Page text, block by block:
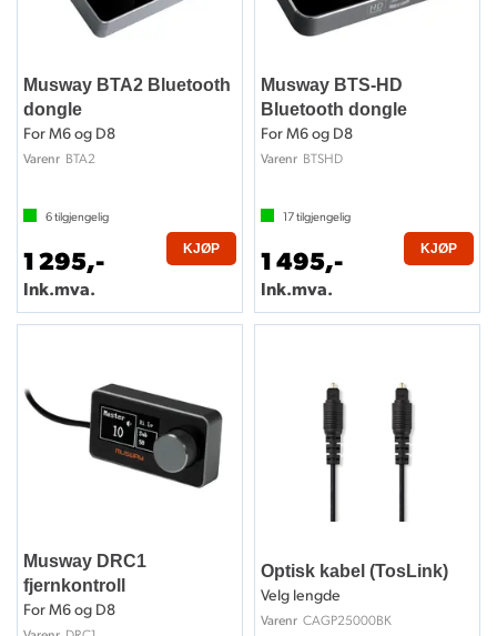
Musway BTA2 Bluetooth
dongle
For M6 og D8
Varenr BTA2
6tilgjengelig
1 295,-
Ink.mva.
KJØP
Musway BTS-HD
Bluetooth dongle
For M6 og D8
Varenr BTSHD
17tilgjengelig
1 495,-
Ink.mva.
KJØP
Musway DRC1
fjernkontroll
For M6 og D8
Optisk kabel (TosLink)
Velg lengde
Varenr CAGP25000BK